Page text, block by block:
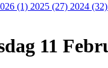
(1) 2025 (27) 2024 (32)
11